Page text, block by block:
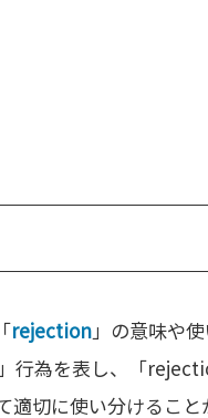
rejection」の意味や
行為を表し、「
適切に使い分けること